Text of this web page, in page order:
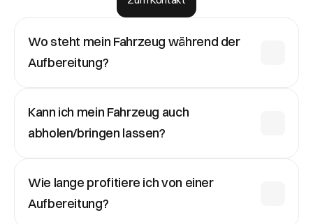
Wo steht mein Fahrzeug während der
Aufbereitung?
Aufbereitung trocken in einer abgeschlossenen und
videoüberwachten Halle.
Kann ich mein Fahrzeug auch
abholen/bringen lassen?
steht uns ein moderner Transporter zur Verfügung.
Wie lange profitiere ich von einer
Aufbereitung?